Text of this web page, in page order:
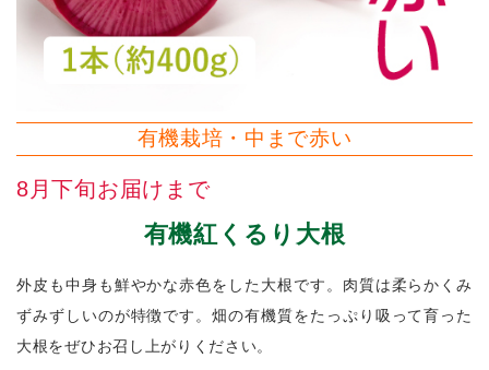
有機栽培・中まで赤い
8月下旬お届けまで
有機紅くるり大根
外皮も中身も鮮やかな赤色をした大根です。肉質は柔らかくみ
ずみずしいのが特徴です。畑の有機質をたっぷり吸って育った
大根をぜひお召し上がりください。